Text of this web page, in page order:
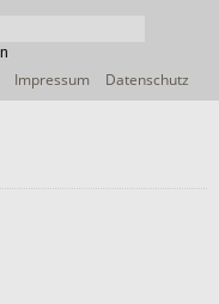
Impressum Datenschutz